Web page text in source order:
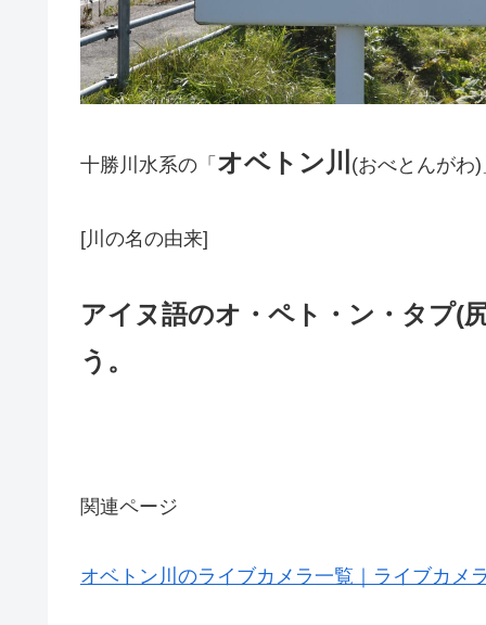
十勝川水系の「 オベトン川 (おべとんがわ)
[川の名の由来]
アイヌ語のオ・ペト・ン・タプ(
う。
関連ページ
オベトン川のライブカメラ一覧｜ライブカメ